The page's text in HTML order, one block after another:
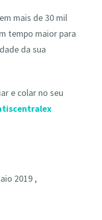
mais de 30 mil
tempo maior para
da sua
e colar no seu
2019 ,